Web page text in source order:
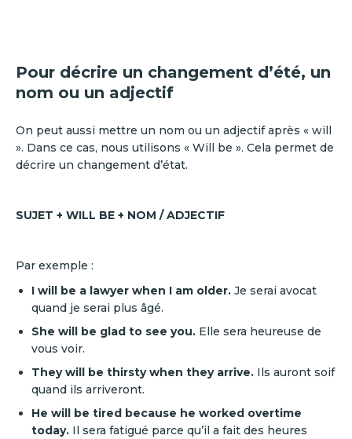
Pour décrire un changement d’été, un
nom ou un adjectif
On peut aussi mettre un nom ou un adjectif après « will
». Dans ce cas, nous utilisons « Will be ». Cela permet de
décrire un changement d’état.
SUJET + WILL BE + NOM / ADJECTIF
Par exemple :
I will be a lawyer when I am older. Je serai avocat
quand je serai plus âgé.
She will be glad to see you. Elle sera heureuse de
vous voir.
They will be thirsty when they arrive. Ils auront soif
quand ils arriveront.
He will be tired because he worked overtime
today. Il sera fatigué parce qu’il a fait des heures